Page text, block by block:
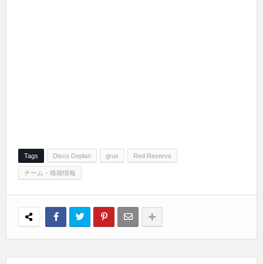
Tags Disco Doplan grux Red Reserve
チーム・移籍情報